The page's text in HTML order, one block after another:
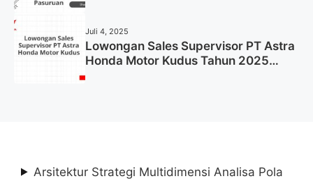
Juli 4, 2025
Lowongan Sales Supervisor PT Astra
Honda Motor Kudus Tahun 2025
Arsitektur Strategi Multidimensi Analisa Pola